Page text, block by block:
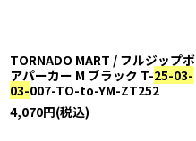
TORNADO MART / フルジップボ
アパーカー M ブラック T-25-03-
03-007-TO-to-YM-ZT252
4,070円(税込)